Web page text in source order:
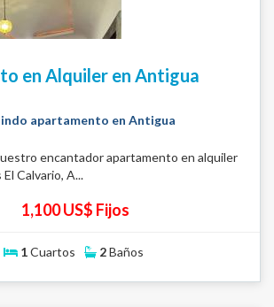
en Alquiler en Antigua
apartamento en Antigua
encantador apartamento en alquiler
Calvario, A...
1,100 US$ Fijos
1Cuartos 2Baños